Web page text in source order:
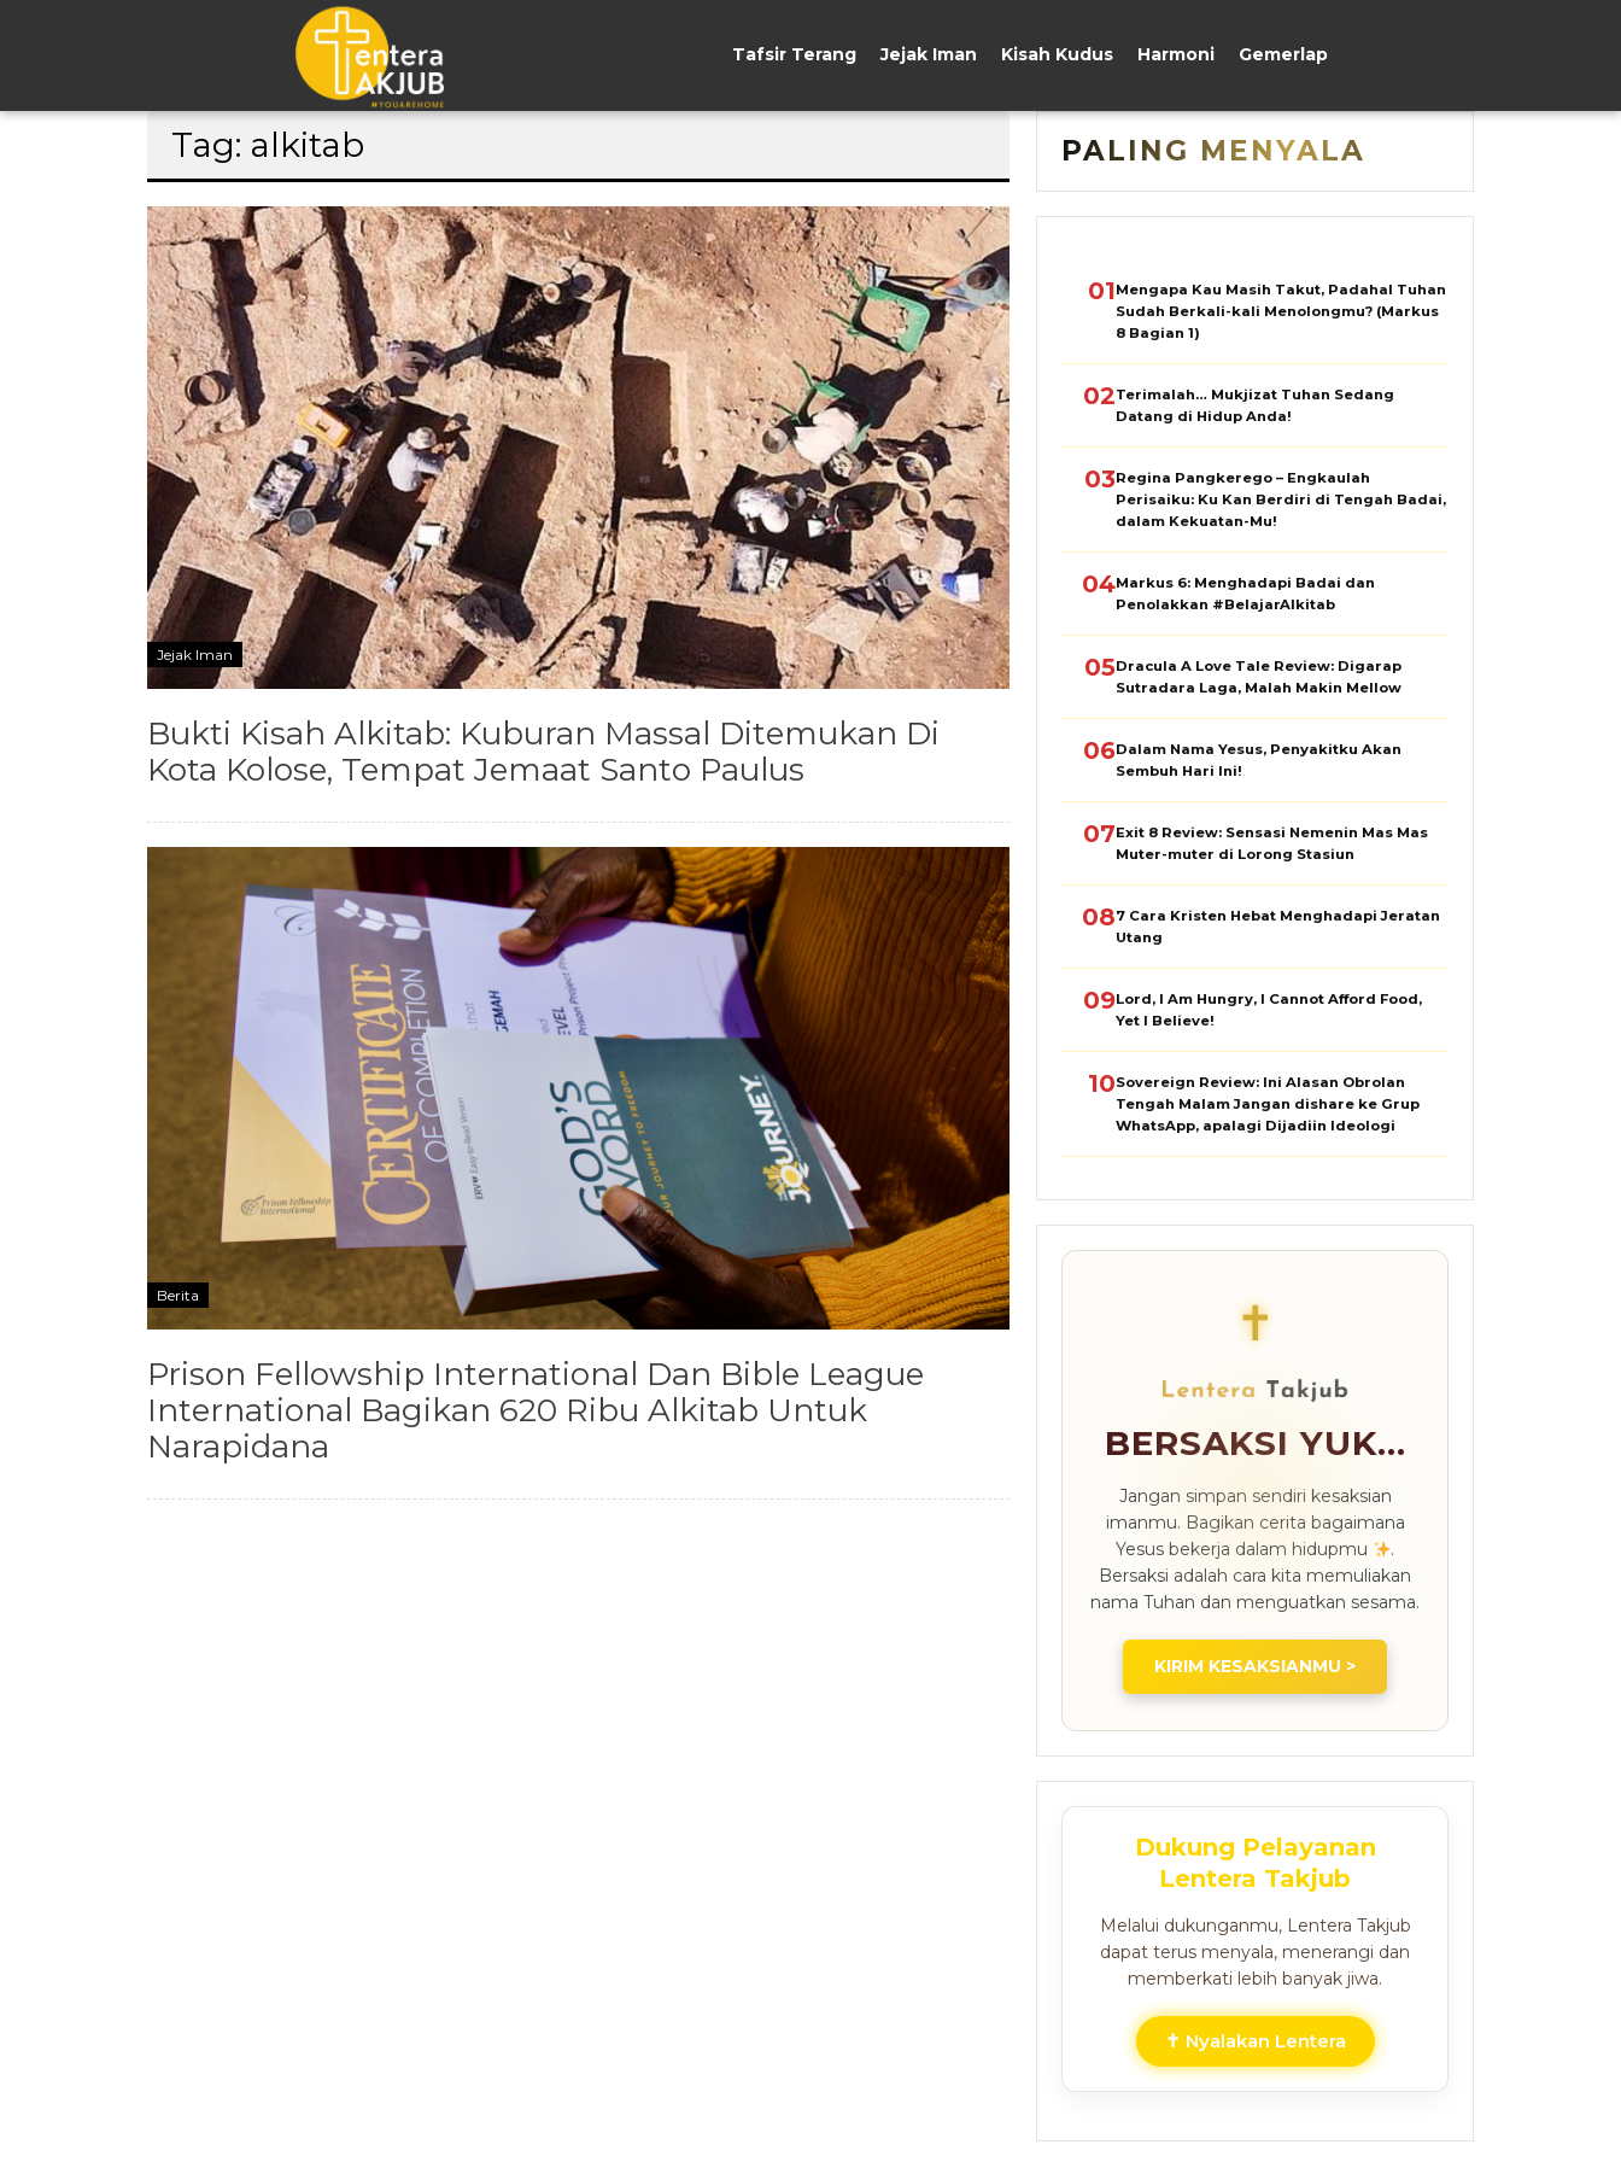
Tafsir Terang Jejak Iman Kisah Kudus Harmoni Gemerlap
Lompat
Tag: alkitab
Jejak Iman
Bukti Kisah Alkitab: Kuburan Massal Ditemukan Di
Kota Kolose, Tempat Jemaat Santo Paulus
Berita
Prison Fellowship International Dan Bible League
International Bagikan 620 Ribu Alkitab Untuk
Narapidana
PALING MENYALA
01Mengapa Kau Masih Takut, Padahal Tuhan
Sudah Berkali-kali Menolongmu? (Markus
8 Bagian 1)
02Terimalah… Mukjizat Tuhan Sedang
Datang di Hidup Anda!
03Regina Pangkerego – Engkaulah
Perisaiku: Ku Kan Berdiri di Tengah Badai,
dalam Kekuatan-Mu!
04Markus 6: Menghadapi Badai dan
Penolakkan #BelajarAlkitab
05Dracula A Love Tale Review: Digarap
Sutradara Laga, Malah Makin Mellow
06Dalam Nama Yesus, Penyakitku Akan
Sembuh Hari Ini!
07Exit 8 Review: Sensasi Nemenin Mas Mas
Muter-muter di Lorong Stasiun
087 Cara Kristen Hebat Menghadapi Jeratan
Utang
09Lord, I Am Hungry, I Cannot Afford Food,
Yet I Believe!
10Sovereign Review: Ini Alasan Obrolan
Tengah Malam Jangan dishare ke Grup
WhatsApp, apalagi Dijadiin Ideologi
✝
BERSAKSI YUK...
Jangan simpan sendiri kesaksian
imanmu. Bagikan cerita bagaimana
Yesus bekerja dalam hidupmu
.
Bersaksi adalah cara kita memuliakan
nama Tuhan dan menguatkan sesama.
KIRIM KESAKSIANMU >
Dukung Pelayanan
Lentera Takjub
Melalui dukunganmu, Lentera Takjub
dapat terus menyala, menerangi dan
memberkati lebih banyak jiwa.
✝ Nyalakan Lentera